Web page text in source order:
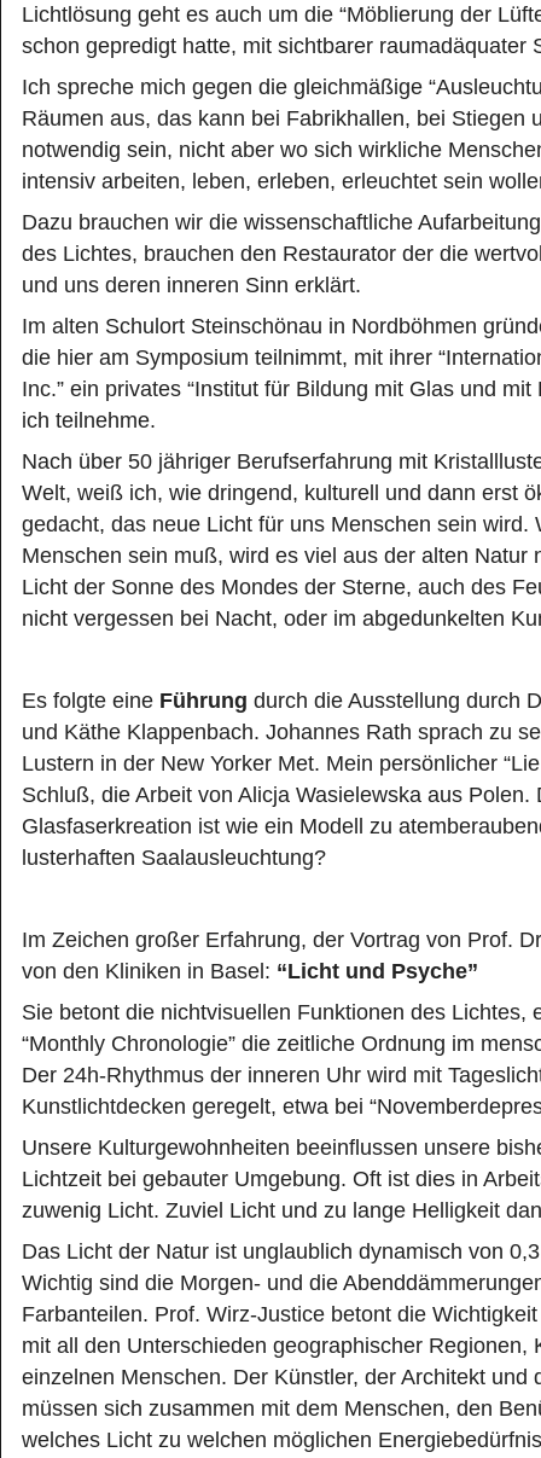
Lichtlösung geht es auch um die “Möblierung der
schon gepredigt hatte, mit sichtbarer raumadäquater
Ich spreche mich gegen die gleichmäßige
Räumen aus, das kann bei Fabrikhallen, bei Stiegen
notwendig sein, nicht aber wo sich wirkliche
intensiv arbeiten, leben, erleben, erleuchtet sein
Dazu brauchen wir die wissenschaftliche
des Lichtes, brauchen den Restaurator der die
und uns deren inneren Sinn erklärt.
Im alten Schulort Steinschönau in Nordböhmen
die hier am Symposium teilnimmt, mit ihrer
Inc.” ein privates “Institut für Bildung mit Glas und mit
ich teilnehme.
Nach über 50 jähriger Berufserfahrung mit
Welt, weiß ich, wie dringend, kulturell und dann erst
gedacht, das neue Licht für uns Menschen sein wird.
Menschen sein muß, wird es viel aus der alten Natur
Licht der Sonne des Mondes der Sterne, auch des
nicht vergessen bei Nacht, oder im abgedunkelten
Es folgte eine Führung durch die Ausstellung durch
und Käthe Klappenbach. Johannes Rath sprach zu
Lustern in der New Yorker Met. Mein persönlicher
Schluß, die Arbeit von Alicja Wasielewska aus Polen.
Glasfaserkreation ist wie ein Modell zu
lusterhaften Saalausleuchtung?
Im Zeichen großer Erfahrung, der Vortrag von Prof.
von den Kliniken in Basel: “Licht und Psyche”
Sie betont die nichtvisuellen Funktionen des Lichtes,
“Monthly Chronologie” die zeitliche Ordnung im
Der 24h-Rhythmus der inneren Uhr wird mit
Kunstlichtdecken geregelt, etwa bei
Unsere Kulturgewohnheiten beeinflussen unsere
Lichtzeit bei gebauter Umgebung. Oft ist dies in
zuwenig Licht. Zuviel Licht und zu lange Helligkeit
Das Licht der Natur ist unglaublich dynamisch von
Wichtig sind die Morgen- und die
Farbanteilen. Prof. Wirz-Justice betont die
mit all den Unterschieden geographischer Regionen,
einzelnen Menschen. Der Künstler, der Architekt und
müssen sich zusammen mit dem Menschen, den
welches Licht zu welchen möglichen